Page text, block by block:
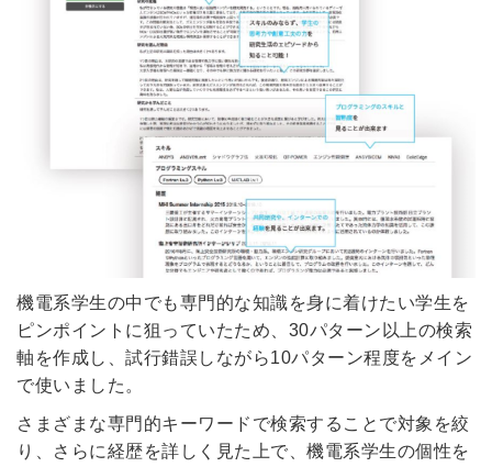
機電系学生の中でも専門的な知識を身に着けたい学生を
ピンポイントに狙っていたため、30パターン以上の検索
軸を作成し、試行錯誤しながら10パターン程度をメイン
で使いました。
さまざまな専門的キーワードで検索することで対象を絞
り、さらに経歴を詳しく見た上で、機電系学生の個性を
要です。
簡単10秒！無料会員登録
取り組みなどを取材したインタ
ビュー記事が読める
採用にまつわる独自の調査レポ
採用に役立つ記事・資料が届く